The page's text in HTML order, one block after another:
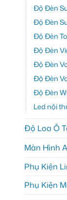
Độ Đèn
Độ Đèn
Độ Đèn
Độ Đèn
Độ Đèn
Độ Đèn
Độ Đèn
Led nội
Độ Loa Ô
Màn Hình
Phụ Kiện
Phụ Kiện